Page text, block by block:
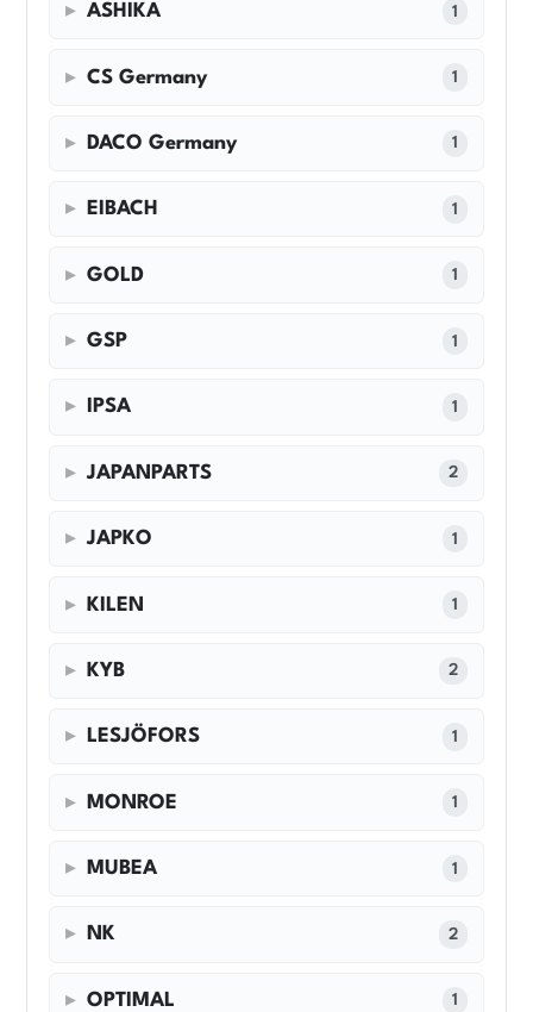
ASHIKA 1
CS Germany 1
DACO Germany 1
EIBACH 1
GOLD 1
GSP 1
IPSA 1
JAPANPARTS 2
JAPKO 1
KILEN 1
KYB 2
LESJÖFORS 1
MONROE 1
MUBEA 1
NK 2
OPTIMAL 1